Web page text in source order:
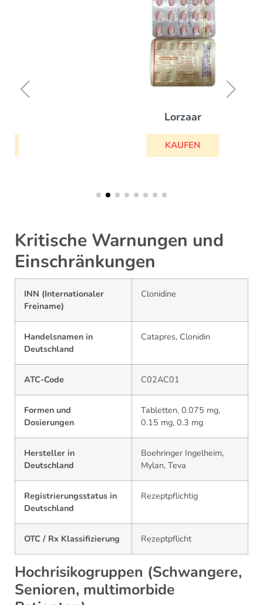
Kritische Warnungen und
Einschränkungen
INN (Internationaler
Freiname)
Clonidine
Handelsnamen in
Deutschland
Catapres, Clonidin
ATC-Code C02AC01
Formen und
Dosierungen
Tabletten, 0.075 mg,
0.15 mg, 0.3 mg
Hersteller in
Deutschland
Boehringer Ingelheim,
Mylan, Teva
Registrierungsstatus in
Deutschland
Rezeptpflichtig
OTC / Rx Klassifizierung Rezeptpflicht
Hochrisikogruppen (Schwangere,
Senioren, multimorbide